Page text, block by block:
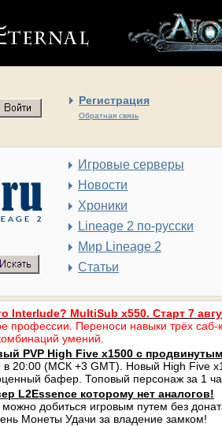
Регистрация
Обратная связь
Игровые серверы
Новости
Хроники
Lineage 2 по-русски
Мир Lineage 2
Статьи
Interlude? MultiSub x550. Старт 7
профессии. Переноси навыки трёх саб-
умений.
PVP High Five x1500 с
20:00 (МСК +3 GMT). Новый High Five
бафер. Топовый персонаж за 1
L2Essence которому нет аналогов!
можно добиться игровым путем без
Монеты Удачи за владение замком!